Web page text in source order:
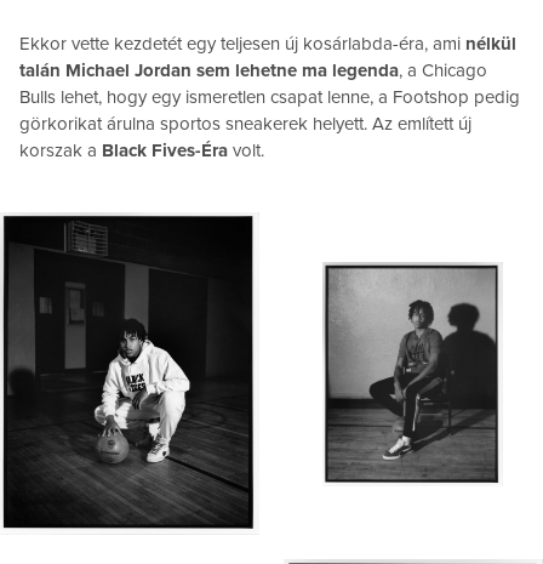
Ekkor vette kezdetét egy teljesen új kosárlabda-éra, ami nélkül
talán Michael Jordan sem lehetne ma legenda, a Chicago
Bulls lehet, hogy egy ismeretlen csapat lenne, a Footshop pedig
görkorikat árulna sportos sneakerek helyett. Az említett új
korszak a Black Fives-Éra volt.